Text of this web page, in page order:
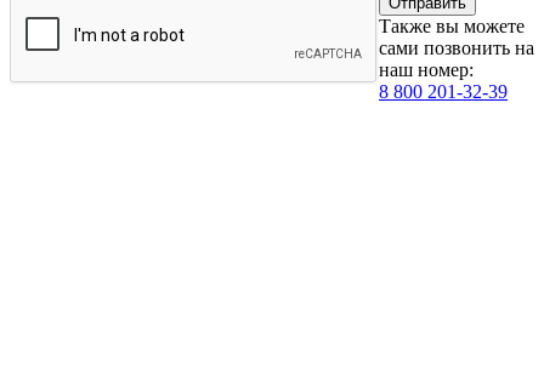
Также вы можете
сами позвонить на
наш номер:
8 800 201-32-39